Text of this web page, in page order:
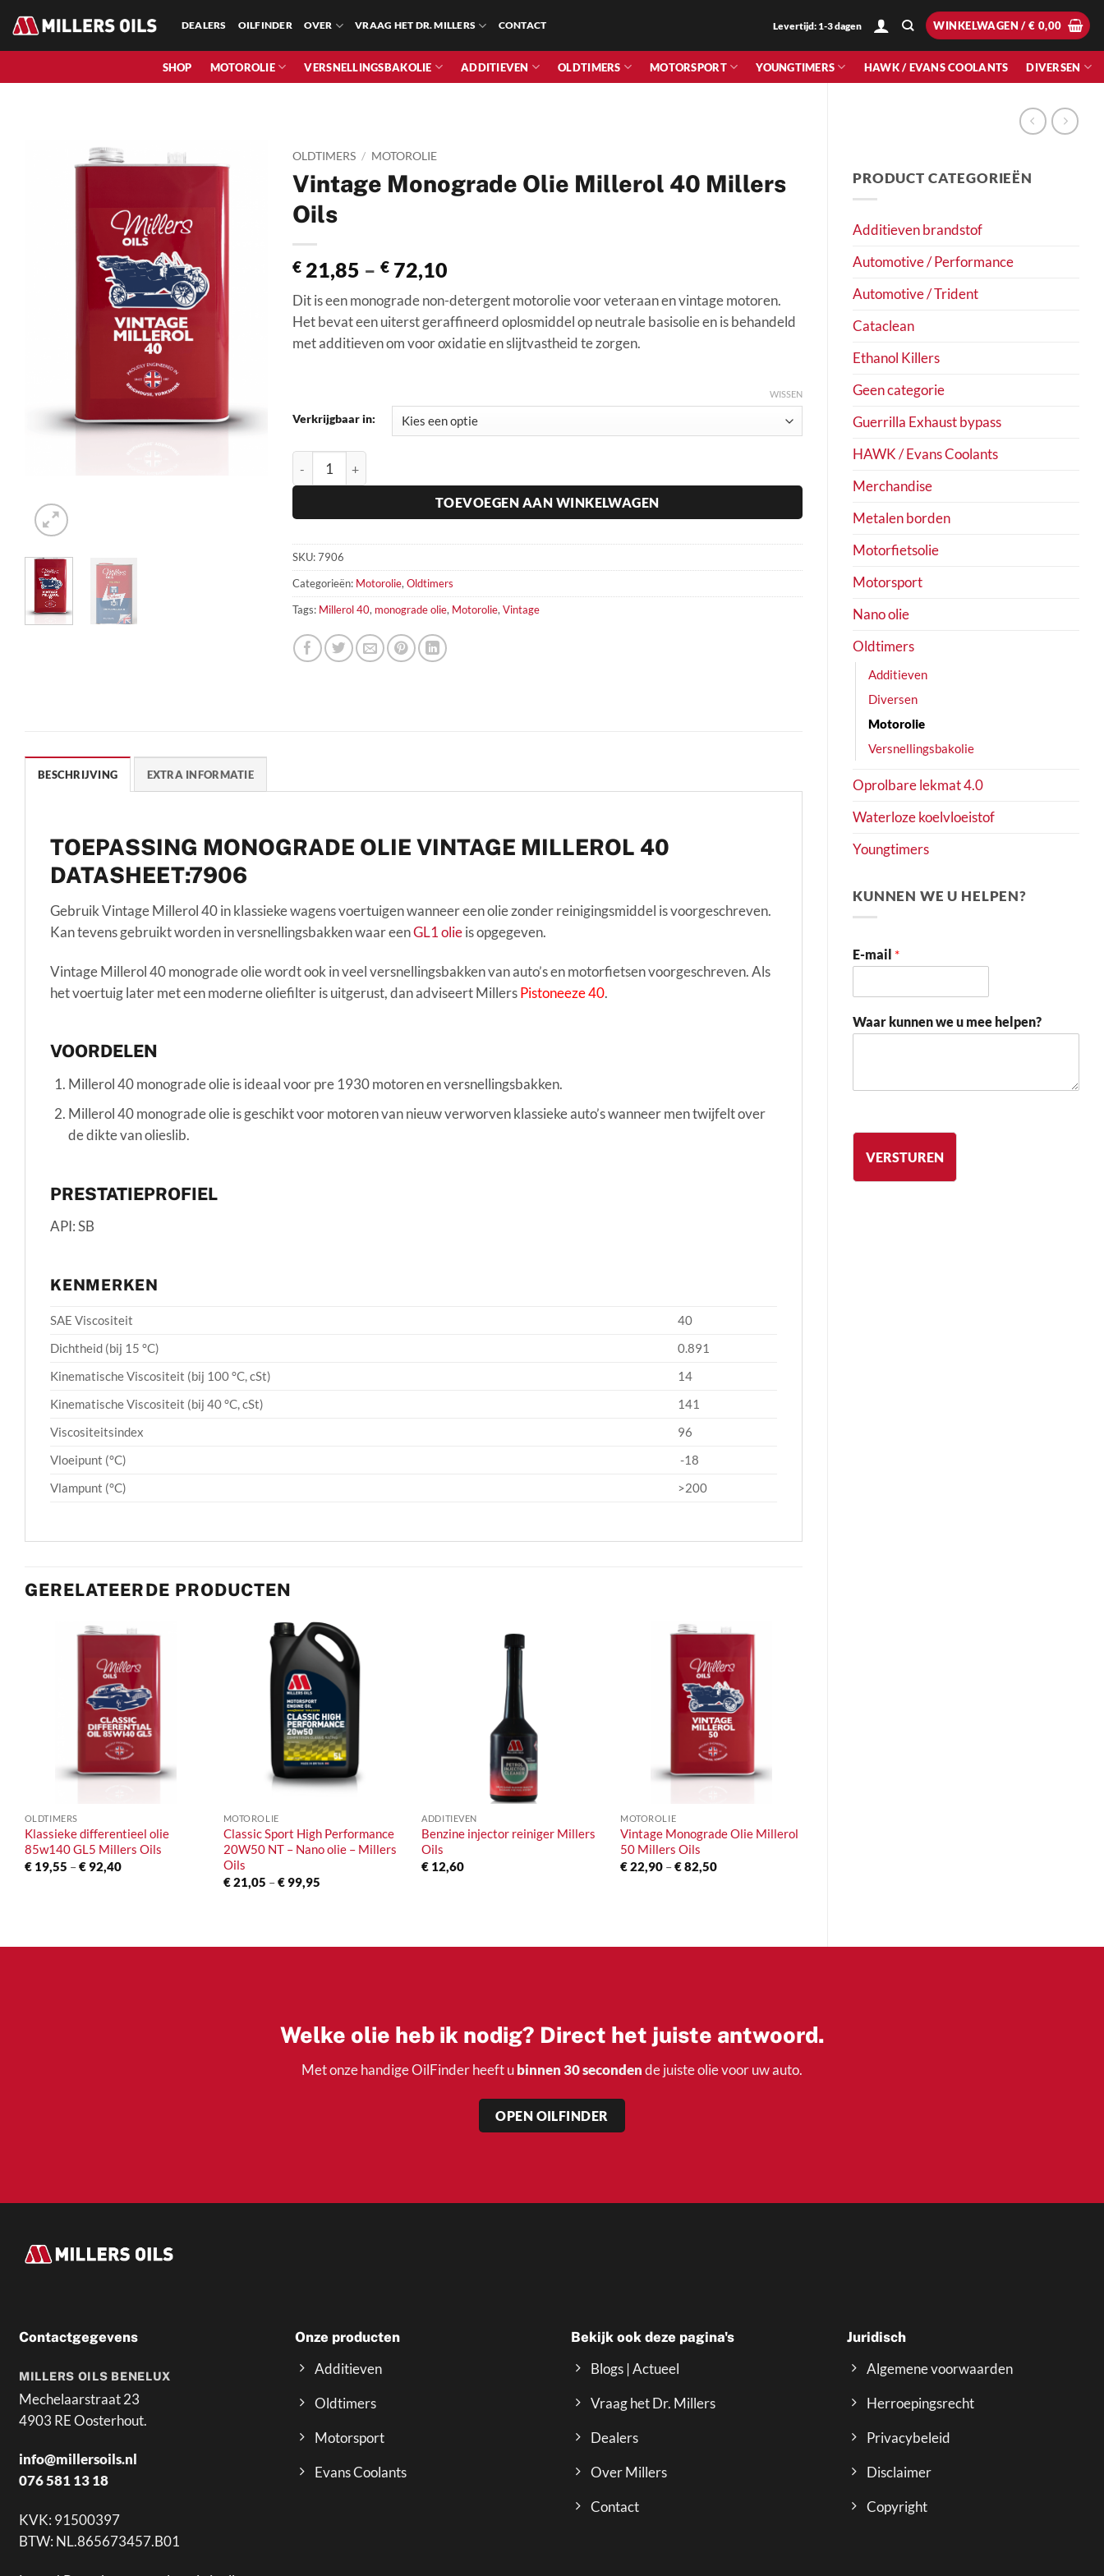
content
DEALERS OILFINDER OVER VRAAG HET DR. MILLERS CONTACT Levertijd: 1-3 dagen WINKELWAGEN /€ 0,00
SHOP MOTOROLIE VERSNELLINGSBAKOLIE ADDITIEVEN OLDTIMERS MOTORSPORT YOUNGTIMERS HAWK / EVANS COOLANTS DIVERSEN
PRODUCT CATEGORIEËN
Additieven brandstof
Automotive / Performance
Automotive / Trident
Cataclean
Ethanol Killers
Geen categorie
Guerrilla Exhaust bypass
HAWK / Evans Coolants
Merchandise
Metalen borden
Motorfietsolie
Motorsport
Nano olie
Oldtimers
Additieven
Diversen
Motorolie
Versnellingsbakolie
Oprolbare lekmat 4.0
Waterloze koelvloeistof
Youngtimers
KUNNEN WE U HELPEN?
E-mail *
Waar kunnen we u mee helpen?
VERSTUREN
OLDTIMERS / MOTOROLIE
Vintage Monograde Olie Millerol 40 Millers
Oils
€21,85 – €72,10Prijsklasse:
€ 21,85
tot
€ 72,10
Dit is een monograde non-detergent motorolie voor veteraan en vintage motoren.
Het bevat een uiterst geraffineerd oplosmiddel op neutrale basisolie en is behandeld
met additieven om voor oxidatie en slijtvastheid te zorgen.
Verkrijgbaar in:
WISSEN
Vintage Monograde Olie Millerol 40 Millers Oils hoeveelheid
TOEVOEGEN AAN WINKELWAGEN
SKU:7906
Categorieën: Motorolie,Oldtimers
Tags: Millerol 40, monograde olie, Motorolie,Vintage
BESCHRIJVING EXTRA INFORMATIE
TOEPASSING MONOGRADE OLIE VINTAGE MILLEROL 40
DATASHEET:7906
Gebruik Vintage Millerol 40 in klassieke wagens voertuigen wanneer een olie zonder reinigingsmiddel is voorgeschreven.
Kan tevens gebruikt worden in versnellingsbakken waar eenGL1 olieis opgegeven.
Vintage Millerol 40 monograde olie wordt ook in veel versnellingsbakken van auto’s en motorfietsen voorgeschreven. Als
het voertuig later met een moderne oliefilter is uitgerust, dan adviseert MillersPistoneeze 40.
VOORDELEN
Millerol 40 monograde olie is ideaal voor pre 1930 motoren en versnellingsbakken.
Millerol 40 monograde olie is geschikt voor motoren van nieuw verworven klassieke auto’s wanneer men twijfelt over
de dikte van olieslib.
PRESTATIEPROFIEL
API: SB
KENMERKEN
SAE Viscositeit
40
Dichtheid (bij 15 °C)
0.891
Kinematische Viscositeit (bij 100 °C, cSt)
14
Kinematische Viscositeit (bij 40 °C, cSt)
141
Viscositeitsindex
96
Vloeipunt (°C)
-18
Vlampunt (°C)
>200
GERELATEERDE PRODUCTEN
OLDTIMERS
Klassieke differentieel olie
85w140 GL5 Millers Oils
€19,55 –€92,40Prijsklasse:
MOTOROLIE
Classic Sport High Performance
20W50 NT – Nano olie – Millers
Oils
€21,05 –€99,95Prijsklasse:
ADDITIEVEN
Benzine injector reiniger Millers
Oils
€ 12,60
MOTOROLIE
Vintage Monograde Olie Millerol
50 Millers Oils
€22,90 –€82,50Prijsklasse:
Welke olie heb ik nodig? Direct het juiste antwoord.
Met onze handige OilFinder heeft ubinnen 30 secondende juiste olie voor uw auto.
OPEN OILFINDER
Contactgegevens
MILLERS OILS BENELUX
Mechelaarstraat 23
4903 RE Oosterhout.
info@millersoils.nl
076 581 13 18
KVK: 91500397
BTW: NL.865673457.B01
Onze producten
Additieven
Oldtimers
Motorsport
Evans Coolants
Bekijk ook deze pagina's
Blogs | Actueel
Vraag het Dr. Millers
Dealers
Over Millers
Contact
Juridisch
Algemene voorwaarden
Herroepingsrecht
Privacybeleid
Disclaimer
Copyright